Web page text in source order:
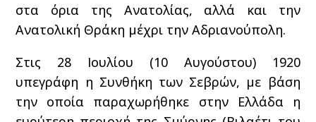
στα όρια της Ανατολίας, αλλά και την
Ανατολική Θράκη μέχρι την Αδριανούπολη.
Στις 28 Ιουλίου (10 Αυγούστου) 1920
υπεγράφη η Συνθήκη των Σεβρών, με βάση
την οποία παραχωρήθηκε στην Ελλάδα η